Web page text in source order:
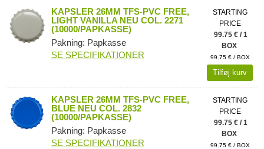
KAPSLER 26MM TFS-PVC FREE,
LIGHT VANILLA NEU COL. 2271
(10000/PAPKASSE)
Pakning: Papkasse
SE SPECIFIKATIONER
STARTING
PRICE
99.75 € / 1
BOX
99.75 € / BOX
Tilføj kurv
KAPSLER 26MM TFS-PVC FREE,
BLUE NEU COL. 2832
(10000/PAPKASSE)
Pakning: Papkasse
SE SPECIFIKATIONER
STARTING
PRICE
99.75 € / 1
BOX
99.75 € / BOX